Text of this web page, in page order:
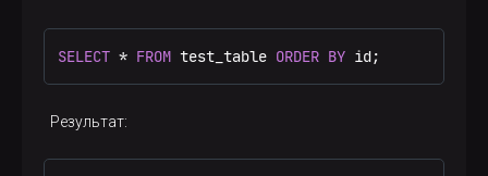
SELECT * FROM test_table ORDER BY id;
Результат: